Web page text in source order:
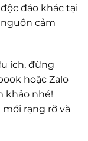
đáo khác tại
cảm
ích, đừng
hoặc Zalo
khảo nhé!
rạng rỡ và